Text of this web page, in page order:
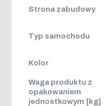
Strona zabudowy
Typ samochodu
Kolor
Waga produktu z
opakowaniem
jednostkowym [kg]